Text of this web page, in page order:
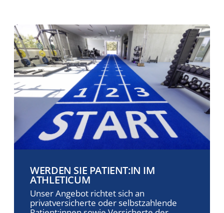
WERDEN SIE PATIENT:IN IM
ATHLETICUM
Unser Angebot richtet sich an
privatversicherte oder selbstzahlende